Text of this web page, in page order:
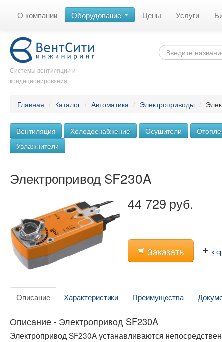
О компании Оборудование Цены Услуги
Системы вентиляции и
кондиционирования
Главная / Каталог / Автоматика / Электроприводы /
Вентиляция Холодоснабжение Осушители
Увлажнители
Электропривод SF230A
44 729 руб.
Заказать к
Описание Характеристики Преимущества
Описание - Электропривод SF230A
Электропривод SF230A устанавливаются